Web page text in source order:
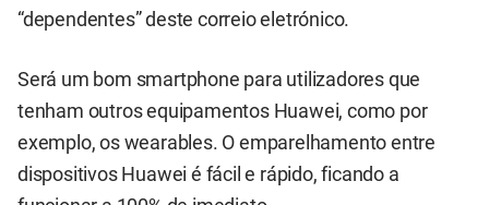
“dependentes” deste correio eletrónico.
Será um bom smartphone para utilizadores que
tenham outros equipamentos Huawei, como por
exemplo, os wearables. O emparelhamento entre
dispositivos Huawei é fácil e rápido, ficando a